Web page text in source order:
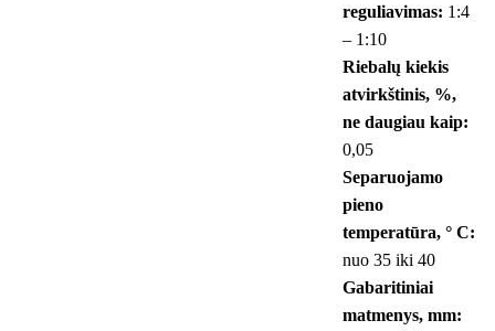
reguliavimas: 1:4
– 1:10
Riebalų kiekis
atvirkštinis, %,
ne daugiau kaip:
0,05
Separuojamo
pieno
temperatūra, ° С:
nuo 35 iki 40
Gabaritiniai
matmenys, mm: